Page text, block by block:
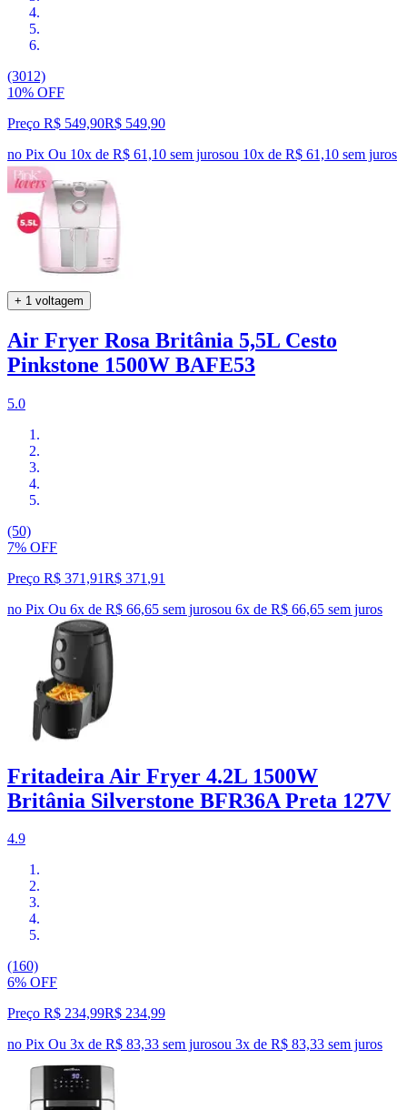
(3012)
10% OFF
Preço R$ 549,90R$ 549,90
no Pix Ou 10x de R$ 61,10 sem jurosou 10x de R$ 61,10 sem juros
+ 1 voltagem
Air Fryer Rosa Britânia 5,5L Cesto
Pinkstone 1500W BAFE53
5.0
(50)
7% OFF
Preço R$ 371,91R$ 371 ,91
no Pix Ou 6x de R$ 66,65 sem jurosou 6x de R$ 66,65 sem juros
Fritadeira Air Fryer 4.2L 1500W
Britânia Silverstone BFR36A Preta 127V
4.9
(160)
6% OFF
Preço R$ 234,99R$ 234,99
no Pix Ou 3x de R$ 83,33 sem jurosou 3x de R$ 83,33 sem juros